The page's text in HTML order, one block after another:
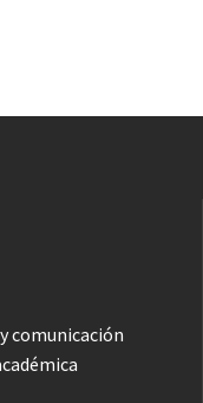
comunicación